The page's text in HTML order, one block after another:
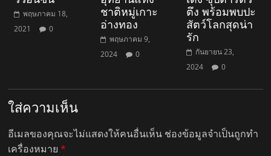
พฤษภาคม 18,
2021
0
ชาติหมู่เกาะ
อ่างทอง
พฤษภาคม 9,
2024
0
ตึง พร้อมพบปะ
สัตว์โลกสุดน่า
รัก
กันยายน 23,
2024
0
ใส่ความเห็น
อีเมลของคุณจะไม่แสดงให้คนอื่นเห็น ช่องข้อมูลจำเป็นถูกทำ
เครื่องหมาย*